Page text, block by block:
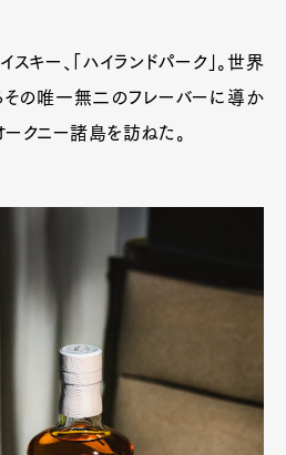
スキー、「ハイランドパーク」。世界
の唯一無二のフレーバーに導か
クニー諸島を訪ねた。